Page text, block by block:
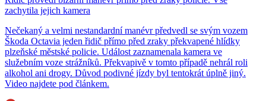
zachytila jejich kamera
Nečekaný a velmi nestandardní manévr předvedl se svým vozem
Škoda Octavia jeden řidič přímo před zraky překvapené hlídky
plzeňské městské policie. Událost zaznamenala kamera ve
služebním voze strážníků. Překvapivě v tomto případě nehrál roli
alkohol ani drogy. Důvod podivné jízdy byl tentokrát úplně jiný.
Video najdete pod článkem.